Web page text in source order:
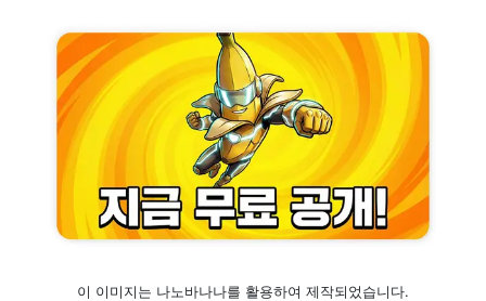
이 이미지는 나노바나나를 활용하여 제작되었습니다.